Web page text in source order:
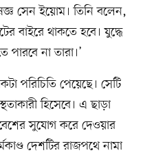
সেন ইয়োম। তিনি বলেন,
বাইরে থাকতে হবে। যুদ্ধে
না তারা।’
পরিচিতি পেয়েছে। সেটি
হিসেবে। এ ছাড়া
সুযোগ করে দেওয়ার
দেশটির রাজপথে নামা